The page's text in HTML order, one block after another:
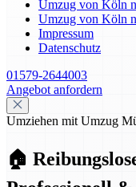
Umzug von Köln
Umzug von Köln
Impressum
Datenschutz
01579-2644003
Angebot anfordern
Umziehen mit Umzug
🏠